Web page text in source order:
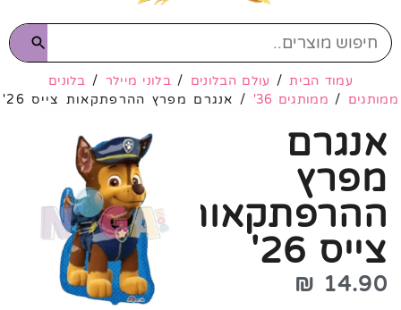
עמוד הבית/ עולם הבלונים /בלוני מיילר / בלונים
ממותגים / ממותגים 36' / אנגרם מפרץ ההרפתקאות צייס 26'
אנגרם
מפרץ
ההרפתקאות
צייס 26'
14.90
₪